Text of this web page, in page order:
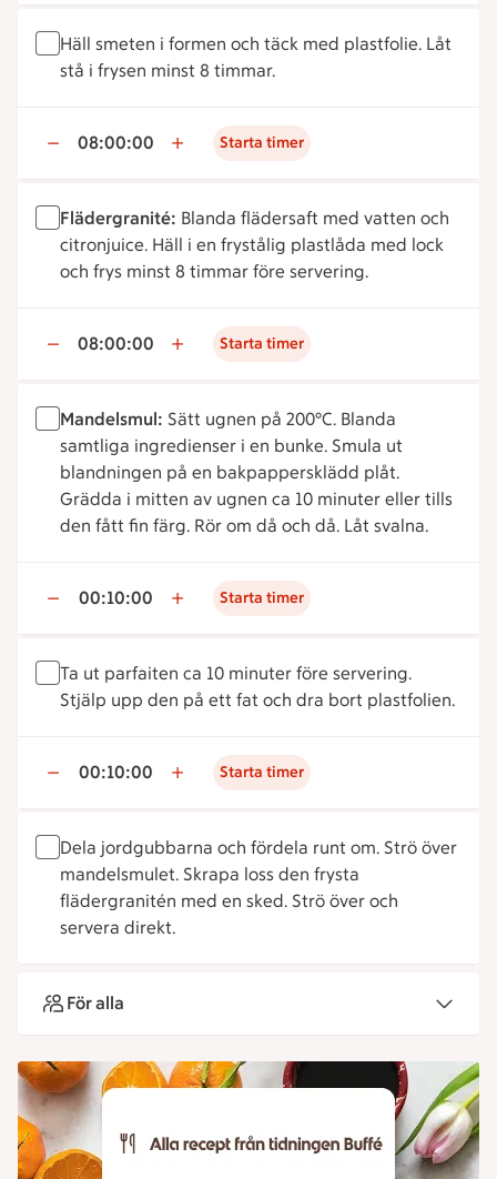
Häll smeten i formen och täck med plastfolie. Låt
stå i frysen minst 8 timmar.
08:00:00 Starta timer
Flädergranité: Blanda flädersaft med vatten och
citronjuice. Häll i en frystålig plastlåda med lock
och frys minst 8 timmar före servering.
08:00:00 Starta timer
Mandelsmul: Sätt ugnen på 200°C. Blanda
samtliga ingredienser i en bunke. Smula ut
blandningen på en bakpappersklädd plåt.
Grädda i mitten av ugnen ca 10 minuter eller tills
den fått fin färg. Rör om då och då. Låt svalna.
00:10:00 Starta timer
Ta ut parfaiten ca 10 minuter före servering.
Stjälp upp den på ett fat och dra bort plastfolien.
00:10:00 Starta timer
Dela jordgubbarna och fördela runt om. Strö över
mandelsmulet. Skrapa loss den frysta
flädergranitén med en sked. Strö över och
servera direkt.
För alla